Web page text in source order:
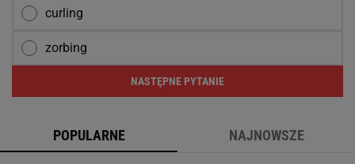
curling
zorbing
NASTĘPNE PYTANIE
POPULARNE NAJNOWSZE